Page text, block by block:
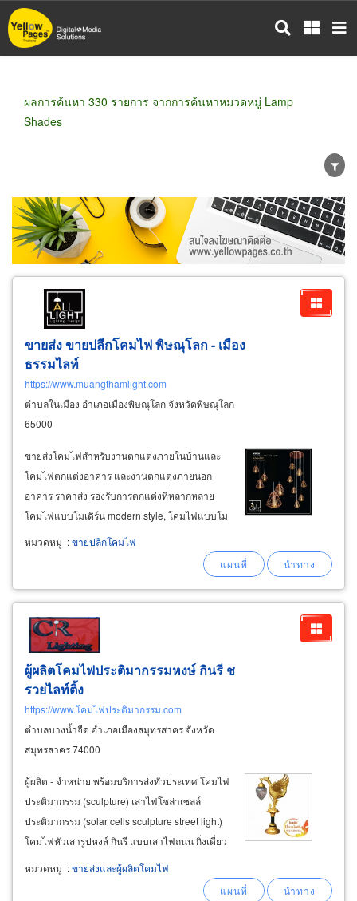
ข้าม
ไป
ผลการค้นหา 330 รายการ จากการค้นหาหมวดหมู่ Lamp
Shades
ขายส่ง ขายปลีก ผู้ผลิต
ตัวแทนจัดจำหน่าย
ผู้ส่งออก/นำเข้า
ธุรกิจบริการ
ขายส่ง ขายปลีกโคมไฟ พิษณุโลก - เมือง
ธรรมไลท์
https://www.muangthamlight.com
ตำบลในเมือง อำเภอเมืองพิษณุโลก จังหวัดพิษณุโลก
65000
ขายส่งโคมไฟสำหรับงานตกแต่งภายในบ้านและ
โคมไฟตกแต่งอาคาร และงานตกแต่งภายนอก
อาคาร ราคาส่ง รองรับการตกแต่งที่หลากหลาย
โคมไฟแบบโมเดิร์น modern style, โคมไฟแบบโม
เดิร์นลักซ์ชัวรี่ modern luxury, โคมไฟลอฟท์ loft
style, โคมไฟย้อนยุค สไตล์วินเทจ vintage style,
lamp
ประกอบด้วย
หมวดหมู่ :ขายปลีกโคมไฟ
ผู้ผลิตโคมไฟประติมากรรมหงษ์ กินรี ช
รวยไลท์ติ้ง
https://www.โคมไฟประติมากรรม.com
ตำบลบางน้ำจืด อำเภอเมืองสมุทรสาคร จังหวัด
สมุทรสาคร 74000
ผู้ผลิต - จำหน่าย พร้อมบริการส่งทั่วประเทศ โคมไฟ
ประติมากรรม (sculpture) เสาไฟโซล่าเซลล์
ประติมากรรม (solar cells sculpture street light)
โคมไฟหัวเสารูปหงส์ กินรี แบบเสาไฟถนน กิ่งเดี่ยว
และกิ่งคู่ ประติมากรรมนักษัตร 12 ราศี
ประติมากรรม รูปสัตว์ ตรา สัญลักษณ์ เครื่องหมาย
หมวดหมู่ :ขายส่งและผู้ผลิตโคมไฟ